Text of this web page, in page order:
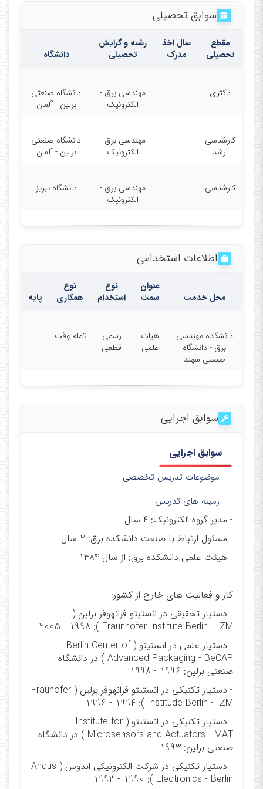
سوابق تحصیلی
مقطع
تحصیلی
سال اخذ
مدرک
رشته و گرایش
تحصیلی
دانشگاه
دکتری
مهندسی برق -
الکترونیک
دانشگاه صنعتی
برلین - آلمان
کارشناسی
ارشد
مهندسی برق -
الکترونیک
دانشگاه صنعتی
برلین - آلمان
کارشناسی
مهندسی برق -
الکترونیک
دانشگاه تبریز
اطلاعات استخدامی
محل خدمت
عنوان
سمت
نوع
استخدام
نوع
همکاری
پایه
دانشکده مهندسی
برق - دانشگاه
صنعتی سهند
هیات
علمی
رسمی
قطعی
تمام وقت
سوابق اجرایی
سوابق اجرایی
موضوعات تدریس تخصصی
زمینه های تدریس
- مدیر گروه الکترونیک: 4 سال
- مسئول ارتباط با صنعت دانشکده برق: 2 سال
- هیئت علمی دانشکده برق: از سال 1384
کار و فعالیت های خارج از کشور:
- دستیار تحقیقی در انستیتو فرانهوفر برلین (
Fraunhofer Institute Berlin - IZM ): 2005 - 1998
- دستیار علمی در انستیتو ( Berlin Center of
Advanced Packaging - BeCAP ) در دانشگاه
صنعتی برلین: 1996 - 1998
- دستیار تکنیکی در انستیتو فرانهوفر برلین ( Frauhofer
Institude Berlin - IZM ): 1996 - 1994
- دستیار تکنیکی در انستیتو ( Institute for
Microsensors and Actuators - MAT ) در دانشگاه
صنعتی برلین: 1993
- دستیار تکنیکی در شرکت الکترونیکی اندوس ( Andus
Electronics - Berlin ): 1993 - 1990